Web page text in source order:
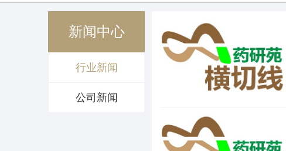
新闻中心
行业新闻
公司新闻